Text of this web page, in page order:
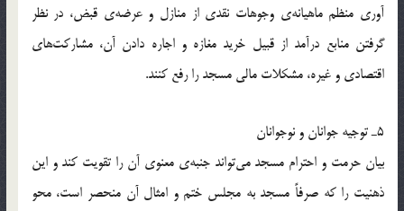
آوري منظم ماهيانه‌ي وجوهات نقدي از منازل و عرضه‌ي قبض، در نظر
گرفتن منابع در‌آمد از قبيل خريد مغازه و اجاره دادن آن،‌ مشاركت‌هاي
اقتصادي و غيره، مشكلات مالي مسجد را رفع كنند.
5ـ توجيه جوانان و نوجوانان
بيان حرمت و احترام مسجد مي‌تواند جنبه‌ي معنوي آن را تقويت كند و اين
ذهنيت را كه صرفاً مسجد به مجلس ختم و امثال آن منحصر است، محو